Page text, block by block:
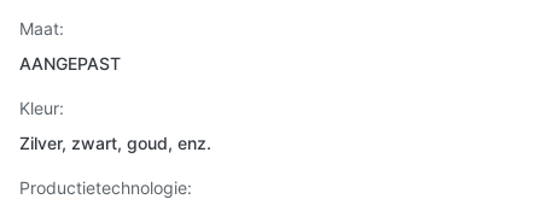
Maat:
AANGEPAST
Kleur:
Zilver, zwart, goud, enz.
Productietechnologie: